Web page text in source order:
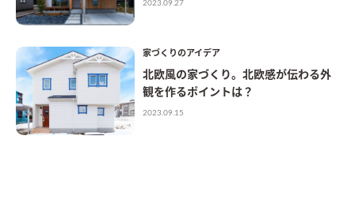
2023.09.27
家づくりのアイデア
北欧風の家づくり。北欧感が伝わる外
観を作るポイントは？
2023.09.15